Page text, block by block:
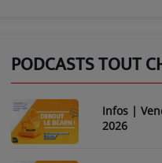
PODCASTS TOUT
Infos |
2026